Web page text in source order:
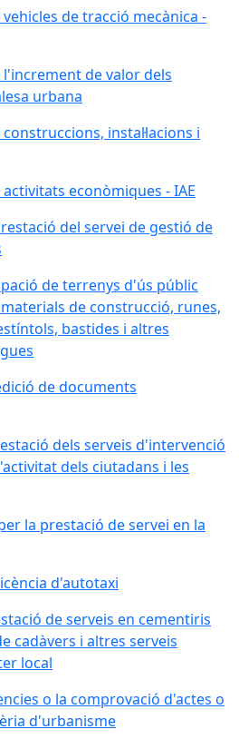
de tracció mecànica -
de valor dels
urbana
instal·lacions i
econòmiques - IAE
del servei de gestió de
de terrenys d'ús públic
de construcció, runes,
bastides i altres
de documents
dels serveis d'intervenció
dels ciutadans i les
la prestació de servei en la
d'autotaxi
de serveis en cementiris
cadàvers i altres serveis
local
o la comprovació d'actes o
d'urbanisme